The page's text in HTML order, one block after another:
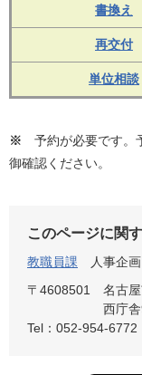
書換え
再交付
単位相談
※ 予約が必要です。
御確認ください。
このページに関
教職員課
人事企
〒4608501
名古
西庁
Tel：052-954-6772